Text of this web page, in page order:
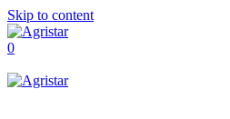
Skip to content
0